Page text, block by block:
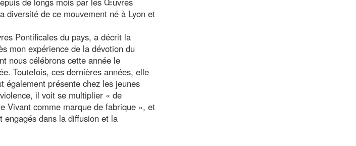
diversité de ce mouvement né à Lyon et
Pontificales du pays, a décrit la
mon expérience de la dévotion du
nous célébrons cette année le
Toutefois, ces dernières années, elle
présente chez les jeunes
il voit se multiplier « de
Vivant comme marque de fabrique », et
dans la diffusion et la